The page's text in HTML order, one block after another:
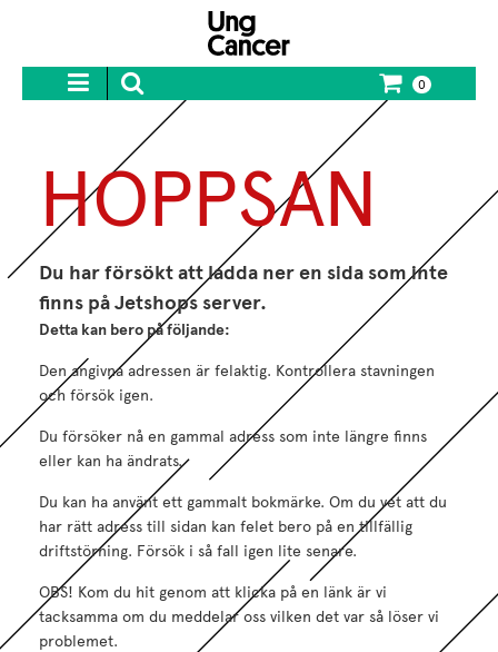
0
HOPPSAN
Du har försökt att ladda ner en sida som inte
finns på Jetshops server.
Detta kan bero på följande:
Den angivna adressen är felaktig. Kontrollera stavningen
och försök igen.
Du försöker nå en gammal adress som inte längre finns
eller kan ha ändrats.
Du kan ha använt ett gammalt bokmärke. Om du vet att du
har rätt adress till sidan kan felet bero på en tillfällig
driftstörning. Försök i så fall igen lite senare.
OBS! Kom du hit genom att klicka på en länk är vi
tacksamma om du meddelar oss vilken det var så löser vi
problemet.